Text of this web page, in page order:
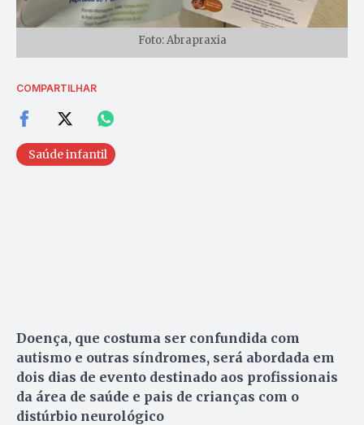
Foto: Abrapraxia
COMPARTILHAR
Saúde infantil
Doença, que costuma ser confundida com
autismo e outras síndromes, será abordada em
dois dias de evento destinado aos profissionais
da área de saúde e pais de crianças com o
distúrbio neurológico